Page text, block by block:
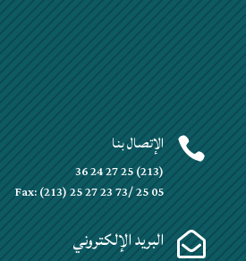
 الإتصال بنا
(213) 25 27 24 36
Fax: (213) 25 27 23 73/ 25 05
 البريد الإلكتروني